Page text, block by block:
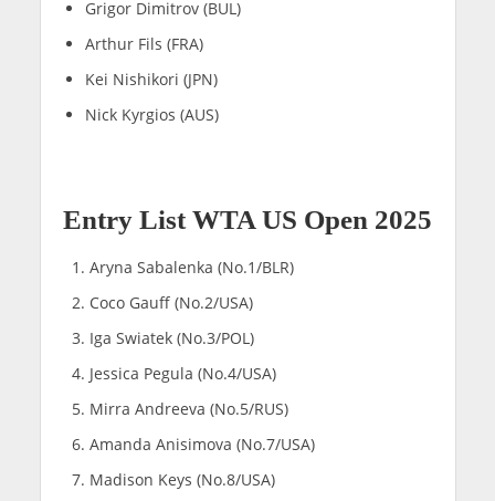
Grigor Dimitrov (BUL)
Arthur Fils (FRA)
Kei Nishikori (JPN)
Nick Kyrgios (AUS)
Entry List WTA US Open 2025
Aryna Sabalenka (No.1/BLR)
Coco Gauff (No.2/USA)
Iga Swiatek (No.3/POL)
Jessica Pegula (No.4/USA)
Mirra Andreeva (No.5/RUS)
Amanda Anisimova (No.7/USA)
Madison Keys (No.8/USA)